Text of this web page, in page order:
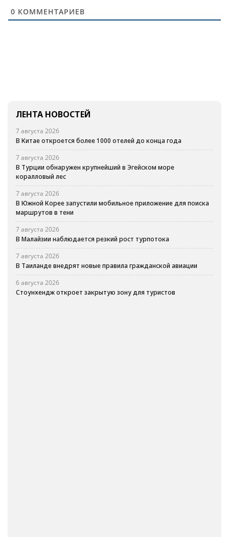
0 КОММЕНТАРИЕВ
ЛЕНТА НОВОСТЕЙ
7 августа 2026
В Китае откроется более 1000 отелей до конца года
7 августа 2026
В Турции обнаружен крупнейший в Эгейском море
коралловый лес
7 августа 2026
В Южной Корее запустили мобильное приложение для поиска
маршрутов в тени
7 августа 2026
В Малайзии наблюдается резкий рост турпотока
7 августа 2026
В Таиланде внедрят новые правила гражданской авиации
6 августа 2026
Стоунхендж откроет закрытую зону для туристов